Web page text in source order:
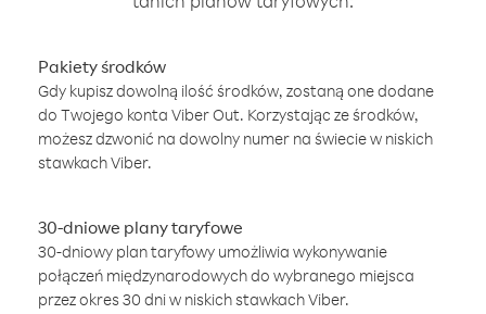
Pakiety środków
Gdy kupisz dowolną ilość środków, zostaną one dodane
do Twojego konta Viber Out. Korzystając ze środków,
możesz dzwonić na dowolny numer na świecie w niskich
stawkach Viber.
30-dniowe plany taryfowe
30-dniowy plan taryfowy umożliwia wykonywanie
połączeń międzynarodowych do wybranego miejsca
przez okres 30 dni w niskich stawkach Viber.